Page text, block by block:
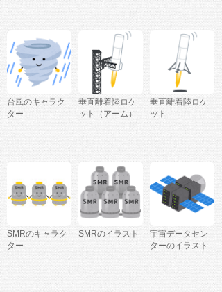
台風のキャラク
ター
垂直離着陸ロケ
ット（アーム）
垂直離着陸ロケ
ット
SMRのキャラク
ター
SMRのイラスト
宇宙データセン
ターのイラスト